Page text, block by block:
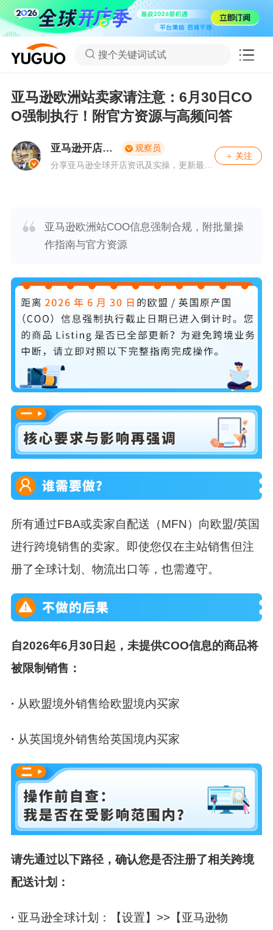
搜个关键词试试
亚马逊欧洲站卖家请注意：6月30日CO
O强制执行！附官方资源与高频问答
亚马逊开店分
享社
观察员
分享亚马逊全球开店资讯及实操，更新最新
关注
亚马逊欧洲站COO信息强制合规，附批量操
作指南与官方资源
所有通过FBA或卖家自配送（MFN）向欧盟/英国
进行跨境销售的卖家。即使您仅在主站销售但注
册了全球计划、物流出口等，也需遵守。
自2026年6月30日起 ，未提供COO信息的商品将
被限制销售：
· 从欧盟境外销售给欧盟境内买家
· 从英国境外销售给英国境内买家
请先通过以下路径，确认您是否注册了相关跨境
配送计划：
· 亚马逊全球计划：【设置】 >>【亚马逊物